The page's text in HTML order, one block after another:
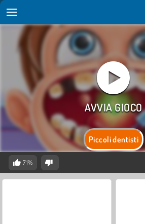
Piccoli dentisti
71%